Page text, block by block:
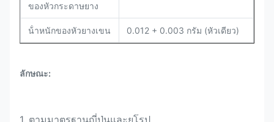
ของหัวกระดาษยาง
น้ําหนักของหัวยางเขน 0.012 + 0.003 กรัม (หัวเดียว)
ลักษณะ:
1. ตามมาตรฐานญี่ปุ่นและยุโรป